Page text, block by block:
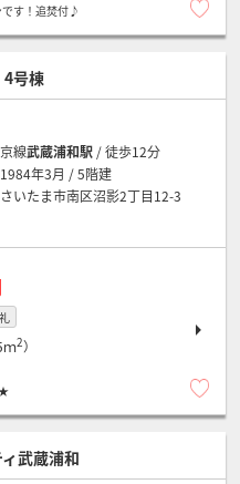
す！追焚付♪
号棟
線武蔵浦和駅 / 徒歩12分
年3月 / 5階建
いたま市南区沼影2丁目12-3
礼
ｍ2）
武蔵浦和